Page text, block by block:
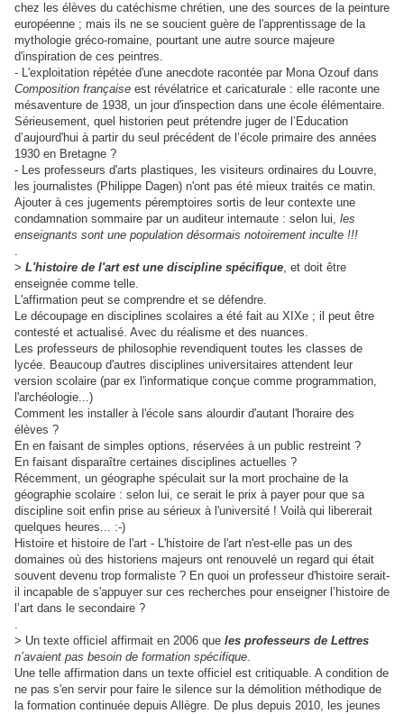
chez les élèves du catéchisme chrétien, une des sources de la peinture
européenne ; mais ils ne se soucient guère de l'apprentissage de la
mythologie gréco-romaine, pourtant une autre source majeure
d'inspiration de ces peintres.
- L'exploitation répétée d'une anecdote racontée par Mona Ozouf dans
Composition française est révélatrice et caricaturale : elle raconte une
mésaventure de 1938, un jour d'inspection dans une école élémentaire.
Sérieusement, quel historien peut prétendre juger de l’Education
d’aujourd'hui à partir du seul précédent de l’école primaire des années
1930 en Bretagne ?
- Les professeurs d'arts plastiques, les visiteurs ordinaires du Louvre,
les journalistes (Philippe Dagen) n'ont pas été mieux traités ce matin.
Ajouter à ces jugements péremptoires sortis de leur contexte une
condamnation sommaire par un auditeur internaute : selon lui, les
enseignants sont une population désormais notoirement inculte !!!
.
> L'histoire de l'art est une discipline spécifique, et doit être
enseignée comme telle.
L'affirmation peut se comprendre et se défendre.
Le découpage en disciplines scolaires a été fait au XIXe ; il peut être
contesté et actualisé. Avec du réalisme et des nuances.
Les professeurs de philosophie revendiquent toutes les classes de
lycée. Beaucoup d'autres disciplines universitaires attendent leur
version scolaire (par ex l'informatique conçue comme programmation,
l'archéologie...)
Comment les installer à l'école sans alourdir d'autant l'horaire des
élèves ?
En en faisant de simples options, réservées à un public restreint ?
En faisant disparaître certaines disciplines actuelles ?
Récemment, un géographe spéculait sur la mort prochaine de la
géographie scolaire : selon lui, ce serait le prix à payer pour que sa
discipline soit enfin prise au sérieux à l'université ! Voilà qui libererait
quelques heures... :-)
Histoire et histoire de l'art - L'histoire de l'art n'est-elle pas un des
domaines où des historiens majeurs ont renouvelé un regard qui était
souvent devenu trop formaliste ? En quoi un professeur d'histoire serait-
il incapable de s'appuyer sur ces recherches pour enseigner l’histoire de
l’art dans le secondaire ?
.
> Un texte officiel affirmait en 2006 que les professeurs de Lettres
n’avaient pas besoin de formation spécifique.
Une telle affirmation dans un texte officiel est critiquable. A condition de
ne pas s'en servir pour faire le silence sur la démolition méthodique de
la formation continuée depuis Allègre. De plus depuis 2010, les jeunes